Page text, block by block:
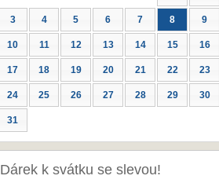
3 4 5 6 7 8 9
10 11 12 13 14 15 16
17 18 19 20 21 22 23
24 25 26 27 28 29 30
31
Dárek k svátku se slevou!